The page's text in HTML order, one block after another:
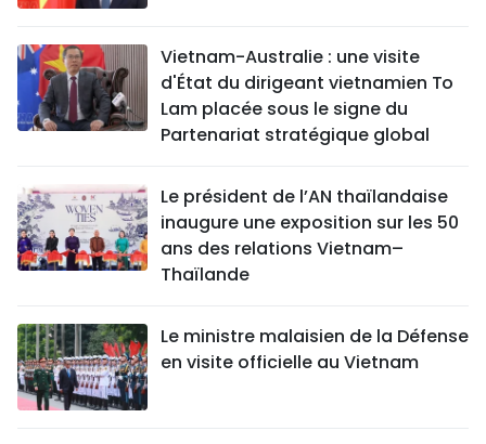
Vietnam-Australie : une visite
d'État du dirigeant vietnamien To
Lam placée sous le signe du
Partenariat stratégique global
Le président de l’AN thaïlandaise
inaugure une exposition sur les 50
ans des relations Vietnam–
Thaïlande
Le ministre malaisien de la Défense
en visite officielle au Vietnam